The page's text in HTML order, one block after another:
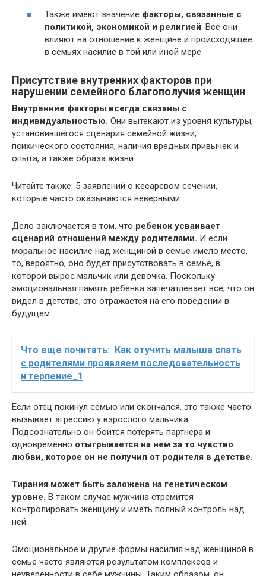
Также имеют значение факторы, связанные с
политикой, экономикой и религией . Все они
влияют на отношение к женщине и происходящее
в семьях насилие в той или иной мере.
Присутствие внутренних факторов при
нарушении семейного благополучия женщин
Внутренние факторы всегда связаны с
индивидуальностью. Они вытекают из уровня культуры,
установившегося сценария семейной жизни,
психического состояния, наличия вредных привычек и
опыта, а также образа жизни.
Читайте также: 5 заявлений о кесаревом сечении,
которые часто оказываются неверными
Дело заключается в том, что ребенок усваивает
сценарий отношений между родителями. И если
моральное насилие над женщиной в семье имело место,
то, вероятно, оно будет присутствовать в семье, в
которой вырос мальчик или девочка. Поскольку
эмоциональная память ребенка запечатлевает все, что он
видел в детстве, это отражается на его поведении в
будущем.
Что еще почитать: Как отучить малыша спать
с родителями проявляем последовательность
и терпение_1
Если отец покинул семью или скончался, это также часто
вызывает агрессию у взрослого мальчика.
Подсознательно он боится потерять партнера и
одновременно отыгрывается на нем за то чувство
любви, которое он не получил от родителя в детстве
Тирания может быть заложена на генетическом
уровне. В таком случае мужчина стремится
контролировать женщину и иметь полный контроль над
ней.
Эмоциональное и другие формы насилия над женщиной в
семье часто являются результатом комплексов и